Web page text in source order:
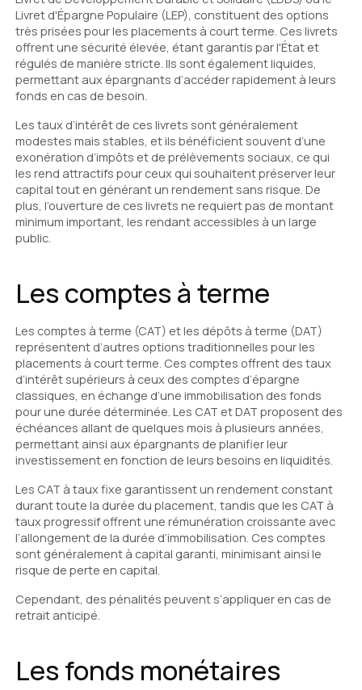
Livret d'Épargne Populaire (LEP), constituent des options
très prisées pour les placements à court terme. Ces livrets
offrent une sécurité élevée, étant garantis par l'État et
régulés de manière stricte. Ils sont également liquides,
permettant aux épargnants d’accéder rapidement à leurs
fonds en cas de besoin.
Les taux d’intérêt de ces livrets sont généralement
modestes mais stables, et ils bénéficient souvent d’une
exonération d’impôts et de prélèvements sociaux, ce qui
les rend attractifs pour ceux qui souhaitent préserver leur
capital tout en générant un rendement sans risque. De
plus, l’ouverture de ces livrets ne requiert pas de montant
minimum important, les rendant accessibles à un large
public.
Les comptes à terme
Les comptes à terme (CAT) et les dépôts à terme (DAT)
représentent d’autres options traditionnelles pour les
placements à court terme. Ces comptes offrent des taux
d’intérêt supérieurs à ceux des comptes d’épargne
classiques, en échange d’une immobilisation des fonds
pour une durée déterminée. Les CAT et DAT proposent des
échéances allant de quelques mois à plusieurs années,
permettant ainsi aux épargnants de planifier leur
investissement en fonction de leurs besoins en liquidités.
Les CAT à taux fixe garantissent un rendement constant
durant toute la durée du placement, tandis que les CAT à
taux progressif offrent une rémunération croissante avec
l’allongement de la durée d’immobilisation. Ces comptes
sont généralement à capital garanti, minimisant ainsi le
risque de perte en capital.
Cependant, des pénalités peuvent s’appliquer en cas de
retrait anticipé.
Les fonds monétaires